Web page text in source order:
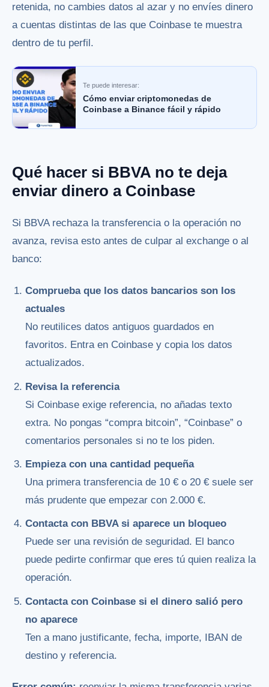
retenida, no cambies datos al azar y no envíes dinero
a cuentas distintas de las que Coinbase te muestra
dentro de tu perfil.
Te puede interesar:
Cómo enviar criptomonedas de
Coinbase a Binance fácil y rápido
Qué hacer si BBVA no te deja
enviar dinero a Coinbase
Si BBVA rechaza la transferencia o la operación no
avanza, revisa esto antes de culpar al exchange o al
banco:
Comprueba que los datos bancarios son los
actuales
No reutilices datos antiguos guardados en
favoritos. Entra en Coinbase y copia los datos
actualizados.
Revisa la referencia
Si Coinbase exige referencia, no añadas texto
extra. No pongas “compra bitcoin”, “Coinbase” o
comentarios personales si no te los piden.
Empieza con una cantidad pequeña
Una primera transferencia de 10 € o 20 € suele ser
más prudente que empezar con 2.000 €.
Contacta con BBVA si aparece un bloqueo
Puede ser una revisión de seguridad. El banco
puede pedirte confirmar que eres tú quien realiza la
operación.
Contacta con Coinbase si el dinero salió pero
no aparece
Ten a mano justificante, fecha, importe, IBAN de
destino y referencia.